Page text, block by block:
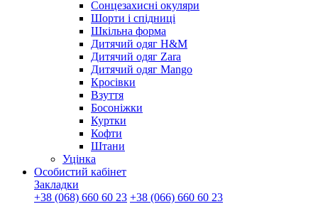
Сонцезахисні окуляри
Шорти і спідниці
Шкільна форма
Дитячий одяг H&M
Дитячий одяг Zara
Дитячий одяг Mango
Кросівки
Взуття
Босоніжки
Куртки
Кофти
Штани
Уцінка
Особистий кабінет
Закладки
+38 (068) 660 60 23 +38 (066) 660 60 23